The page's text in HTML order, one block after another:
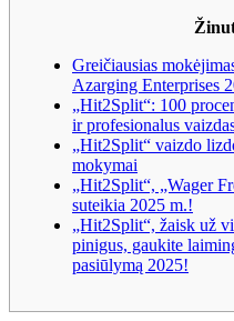
Greičiausias
Azarging Enterprises
„Hit2Split“: 100
ir profesionalus
„Hit2Split“ vaizdo
mokymai
„Hit2Split“, „Wager
suteikia 2025 m.!
„Hit2Split“, žaisk už
pinigus, gaukite
pasiūlymą 2025!